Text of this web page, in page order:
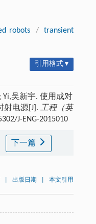
robots /
transient
引用格式 ▾
Yi,吴新宇. 使用成对
射电源[J]. 工程（英
J-ENG-2015010
下一篇
出版日期 本文引用